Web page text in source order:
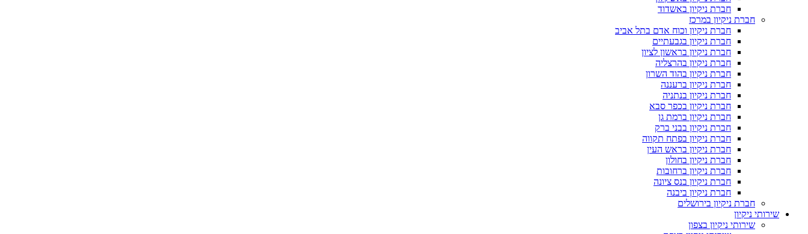
חברת ניקיון באשדוד
חברת ניקיון במרכז
חברת ניקיון וכוח אדם בתל אביב
חברת ניקיון בגבעתיים
חברת ניקיון בראשון לציון
חברת ניקיון בהרצליה
חברת ניקיון בהוד השרון
חברת ניקיון ברעננה
חברת ניקיון בנתניה
חברת ניקיון בכפר סבא
חברת ניקיון ברמת גן
חברת ניקיון בבני ברק
חברת ניקיון בפתח תקווה
חברת ניקיון בראש העין
חברת ניקיון בחולון
חברת ניקיון ברחובות
חברת ניקיון בנס ציונה
חברת ניקיון ביבנה
חברת ניקיון בירושלים
שירותי ניקיון
שירותי ניקיון בצפון